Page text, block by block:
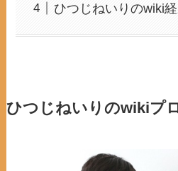
ひつじねいりのwiki
ひつじねいりのwikiプ